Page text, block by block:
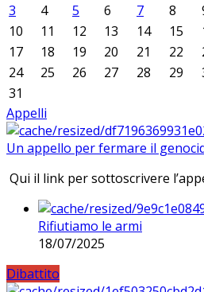
3
4 5 6 7 8
10
11 12 13 14 15
17
18 19 20 21 22
24
25 26 27 28 29
31
Appelli
Un appello per fermare il
Qui il link per sottoscrivere
Rifiutiamo le armi
18/07/2025
Dibattito